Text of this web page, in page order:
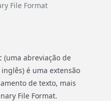
File Format
(uma abreviação de
é uma extensão
de texto, mais
File Format.